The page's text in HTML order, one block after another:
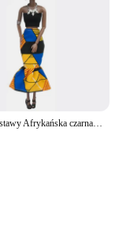
Ruchome stawy Afrykańska czarna lalka dla amerykańskich lalek Akcesoria Obudowe ciało z ubraniami dla Barbie Zabawka Dziewczyna Udawaj zabawkę dziecięcą Prezent